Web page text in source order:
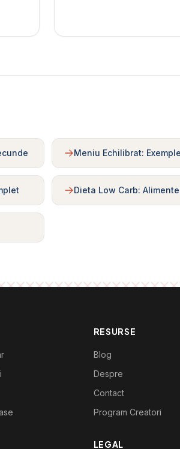
Meniu Echilibrat:
Dieta Low Carb:
RESURSE
Blog
Despre
Contact
Program Creatori
LEGAL